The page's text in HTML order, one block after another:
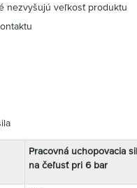
nezvyšujú veľkosť produktu
Pracovná uchopovacia
na čeľusť pri 6 bar